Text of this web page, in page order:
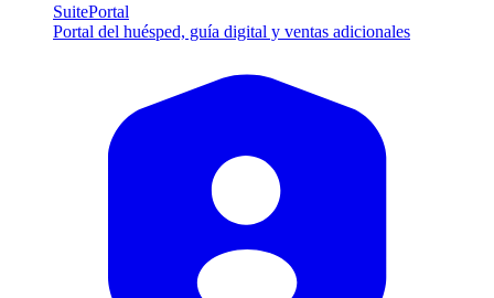
SuitePortal
Portal del huésped, guía digital y ventas adicionales